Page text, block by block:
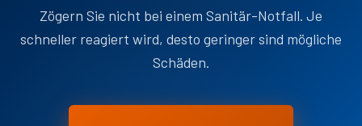
Zögern Sie nicht bei einem Sanitär-Notfall. Je
schneller reagiert wird, desto geringer sind mögliche
Schäden.